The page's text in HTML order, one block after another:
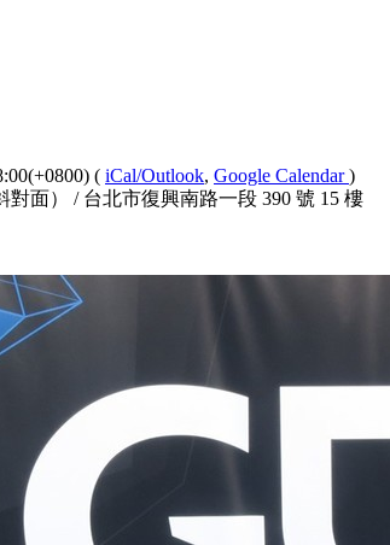
( iCal/Outlook, Google Calendar)
面） / 台北市復興南路一段 390 號 15 樓